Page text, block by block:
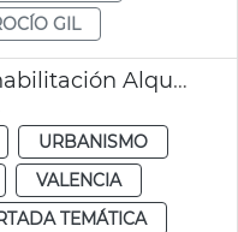
GIL
Adjudicación obras rehabilitación Alquería del Tenis
URBANISMO
VALENCIA
TEMÁTICA